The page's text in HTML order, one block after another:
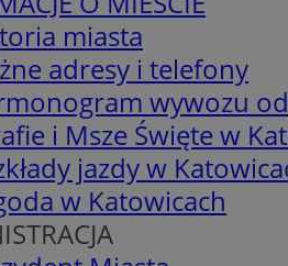
miasta
adresy i telefony
wywozu
i Msze Święte w
jazdy w
w Katowicach